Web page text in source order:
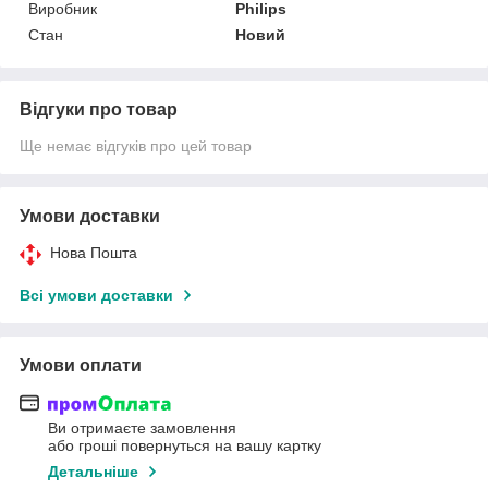
Виробник
Philips
Стан
Новий
Відгуки про товар
Ще немає відгуків про цей товар
Умови доставки
Нова Пошта
Всі умови доставки
Умови оплати
Ви отримаєте замовлення
або гроші повернуться на вашу картку
Детальніше